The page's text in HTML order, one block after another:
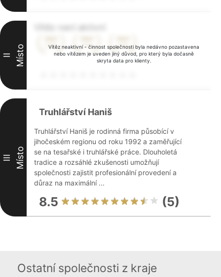
Vítěz neaktivní - činnost společnosti byla nedávno pozastavena
nebo vítězem je uveden jiný důvod, pro který byla dočasně
skryta data pro klienty.
II Místo
III Místo
Truhlářství Haniš
Truhlářství Haniš je rodinná firma působící v
jihočeském regionu od roku 1992 a zaměřující
se na tesařské i truhlářské práce. Dlouholetá
tradice a rozsáhlé zkušenosti umožňují
společnosti zajistit profesionální provedení a
důraz na maximální ...
8.5 (5)
Ostatní společnosti z kraje